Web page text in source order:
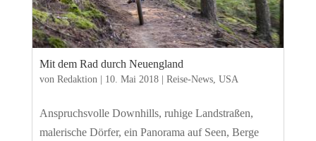
Mit dem Rad durch Neuengland
von Redaktion| 10. Mai 2018| Reise-News, USA
Anspruchsvolle Downhills, ruhige Landstraßen,
malerische Dörfer, ein Panorama auf Seen, Berge